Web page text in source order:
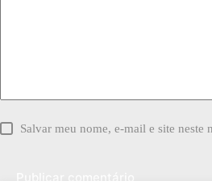
Salvar meu nome, e-mail e site neste
Publicar comentário